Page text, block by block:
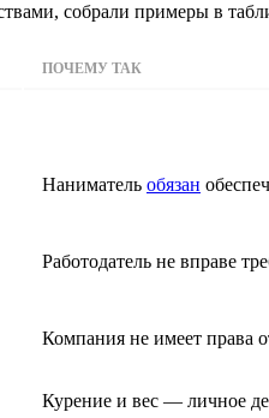
собрали примеры в
ПОЧЕМУ ТАК
Наниматель обязан
Работодатель не вправе
Компания не имеет права
Курение и вес — личное